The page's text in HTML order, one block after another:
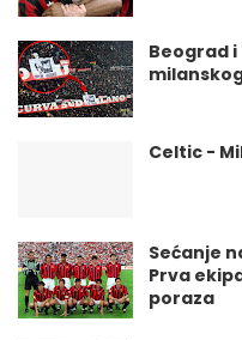
Beograd
Celtic -
Sećanje
Prva
poraza